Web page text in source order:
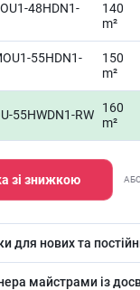
48HDN1-
140
m²
55HDN1-
150
m²
55HWDN1-RW
160
m²
зі знижкою
для нових та
майстрами із